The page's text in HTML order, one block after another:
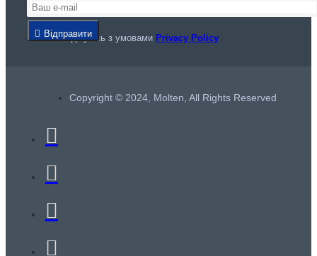
Відправити
Я погоджуюсь з умовами Privacy Policy
Copyright © 2024, Molten, All Rights Reserved